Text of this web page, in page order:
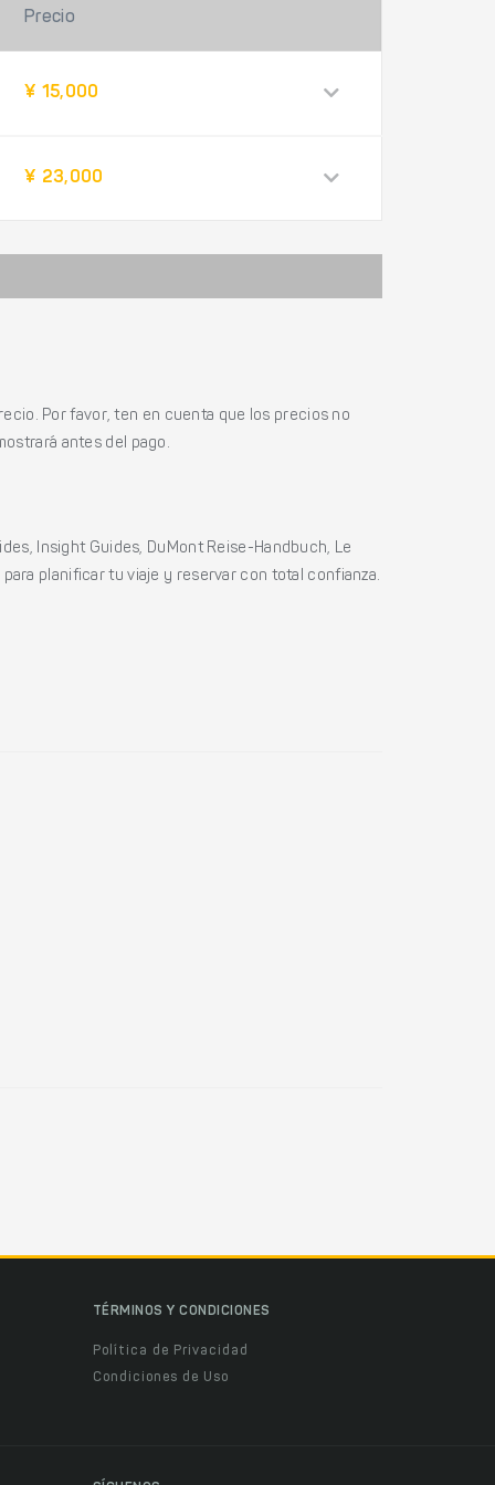
Precio
¥ 15,000
¥ 23,000
Por favor, ten en cuenta que los precios no
antes del pago.
Insight Guides, DuMont Reise-Handbuch, Le
planificar tu viaje y reservar con total confianza.
TÉRMINOS Y CONDICIONES
Política de Privacidad
Condiciones de Uso